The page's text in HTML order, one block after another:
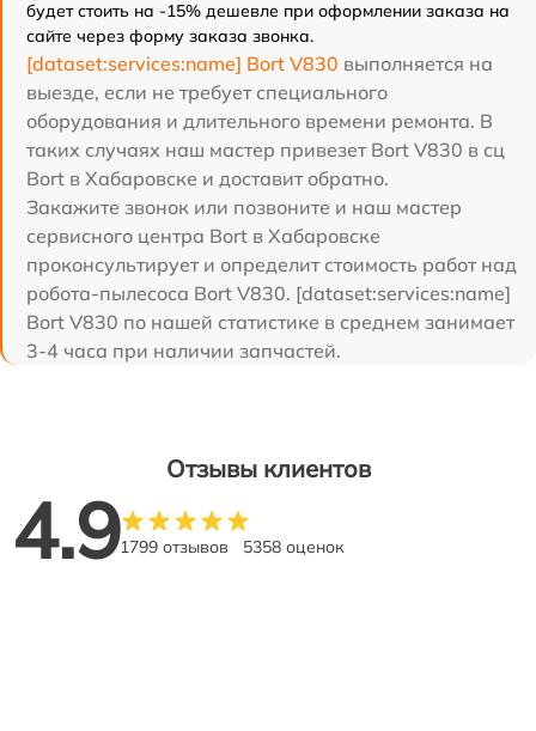
будет стоить на -15% дешевле при оформлении заказа на
сайте через форму заказа звонка.
[dataset:services:name] Bort V830 выполняется на
выезде, если не требует специального
оборудования и длительного времени ремонта. В
таких случаях наш мастер привезет Bort V830 в сц
Bort в Хабаровске и доставит обратно.
Закажите звонок или позвоните и наш мастер
сервисного центра Bort в Хабаровске
проконсультирует и определит стоимость работ над
робота-пылесоса Bort V830. [dataset:services:name]
Bort V830 по нашей статистике в среднем занимает
3-4 часа при наличии запчастей.
Отзывы клиентов
4.91799 отзывов 5358 оценок